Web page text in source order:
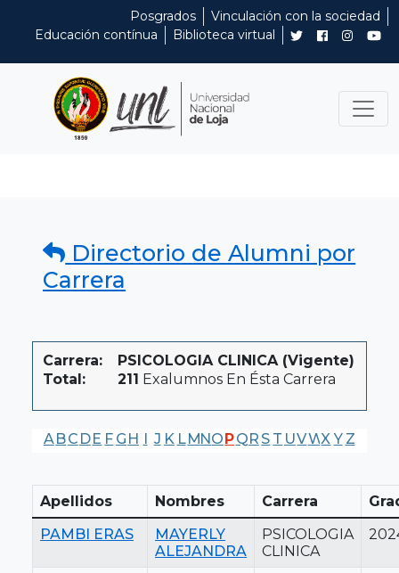
Posgrados
Vinculación con la sociedad
Educación contínua
Biblioteca virtual
Directorio de Alumni por
Carrera
Carrera:
PSICOLOGIA CLINICA (Vigente)
Total:
211 Exalumnos En Ésta Carrera
A BC DE F G H I J K LMNOPQR S T UVWX Y Z
Apellidos Nombres Carrera
PAMBI ERAS
MAYERLY
ALEJANDRA
PSICOLOGIA
CLINICA